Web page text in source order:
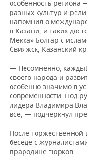
особенность региона
разных культур и
напомнил о
в Казани, и таких
Мекка» Болгар с
Свияжск, Казанский
— Несомненно,
своего народа и
особенно значимо в
современности. Под
лидера Владимира
все, — подчеркнул
После
беседе с
прародине тюрков.